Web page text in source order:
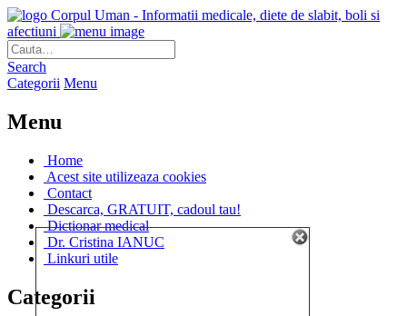
Corpul Uman - Informatii medicale, diete de slabit, boli si
afectiuni
Search
Categorii Menu
Menu
Home
Acest site utilizeaza cookies
Contact
Descarca, GRATUIT, cadoul tau!
Dictionar medical
Dr. Cristina IANUC
Linkuri utile
Categorii